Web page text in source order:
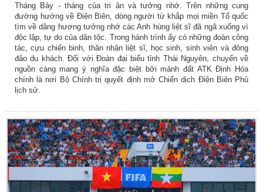
Tháng Bảy - tháng của tri ân và tưởng nhớ. Trên những cung
đường hướng về Điện Biên, dòng người từ khắp mọi miền Tổ quốc
tìm về dâng hương tưởng nhớ các Anh hùng liệt sĩ đã ngã xuống vì
độc lập, tự do của dân tộc. Trong hành trình ấy có những đoàn công
tác, cựu chiến binh, thân nhân liệt sĩ, học sinh, sinh viên và đông
đảo du khách. Đối với Đoàn đại biểu tỉnh Thái Nguyên, chuyến về
nguồn càng mang ý nghĩa đặc biệt bởi mảnh đất ATK Định Hóa
chính là nơi Bộ Chính trị quyết định mở Chiến dịch Điện Biên Phủ
lịch sử.